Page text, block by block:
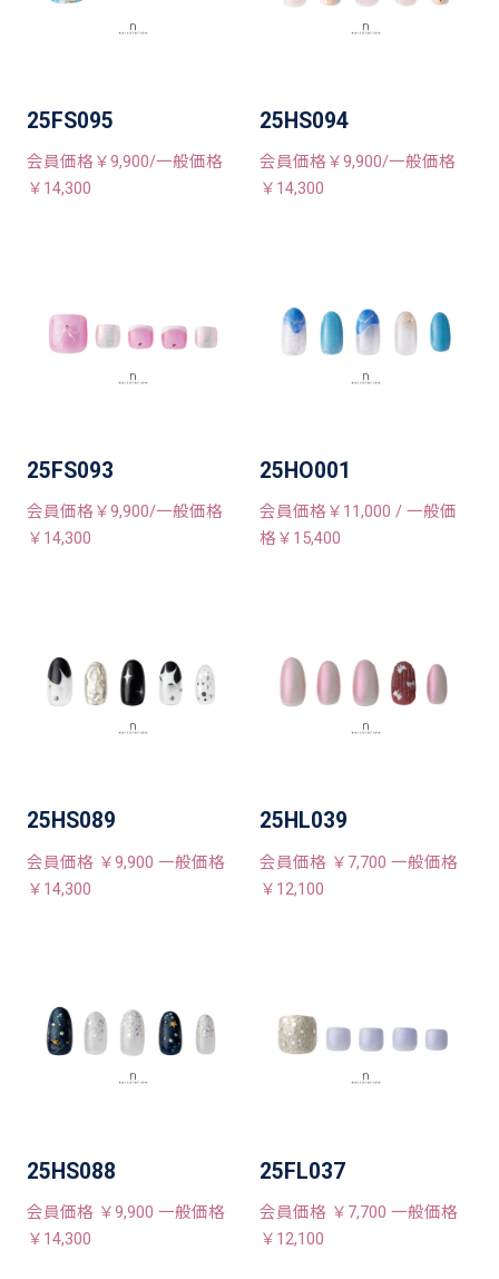
25FS095
会員価格￥9,900/一般価格
￥14,300
25HS094
会員価格￥9,900/一般価格
￥14,300
25FS093
会員価格￥9,900/一般価格
￥14,300
25HO001
会員価格￥11,000 / 一般価
格￥15,400
25HS089
会員価格 ￥9,900 一般価格
￥14,300
25HL039
会員価格 ￥7,700 一般価格
￥12,100
25HS088
会員価格 ￥9,900 一般価格
￥14,300
25FL037
会員価格 ￥7,700 一般価格
￥12,100